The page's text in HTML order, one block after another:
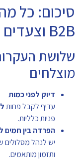
סיכום: כל
B2B וצעדים להמשך
מוצלחים
דיוק לפני כמות
עדיף לקבל פחות
פניות כלליות.
הפרדה בין חמים
יש לנהל מסלולים
ותזמון מותאמים.